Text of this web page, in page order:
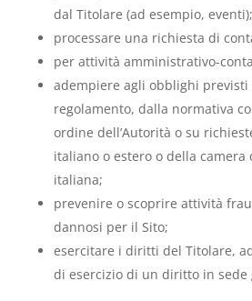
dal Titolare (ad esempio, eventi);
processare una richiesta di
per attività amministrativo-
adempiere agli obblighi previsti
regolamento, dalla normativa
ordine dell’Autorità o su
italiano o estero o della camera
italiana;
prevenire o scoprire attività
dannosi per il Sito;
esercitare i diritti del Titolare,
di esercizio di un diritto in sede